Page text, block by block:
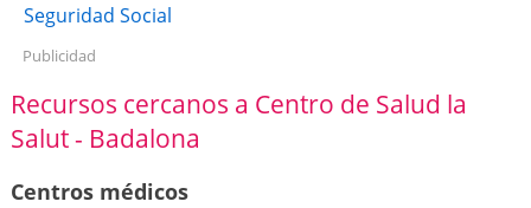
Seguridad Social
Publicidad
Recursos cercanos a Centro de Salud la
Salut - Badalona
Centros médicos